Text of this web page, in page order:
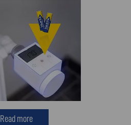
Read more